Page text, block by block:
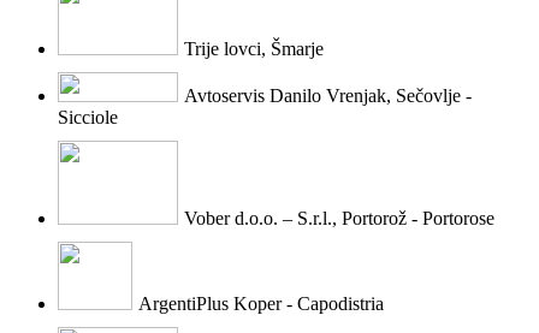
Trije lovci, Šmarje
Avtoservis Danilo Vrenjak, Sečovlje -
Sicciole
Vober d.o.o. – S.r.l., Portorož - Portorose
ArgentiPlus Koper - Capodistria